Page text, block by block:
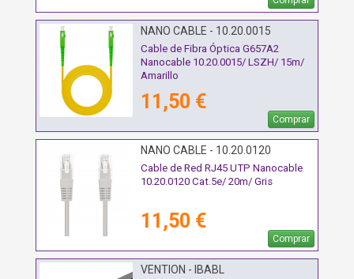
NANO CABLE - 10.20.0015
Cable de Fibra Óptica G657A2
Nanocable 10.20.0015/ LSZH/ 15m/
Amarillo
11,50 €
Comprar
NANO CABLE - 10.20.0120
Cable de Red RJ45 UTP Nanocable
10.20.0120 Cat.5e/ 20m/ Gris
11,50 €
Comprar
VENTION - IBABL